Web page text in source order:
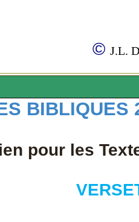
© J.L.
BIBLIQUES
pour les